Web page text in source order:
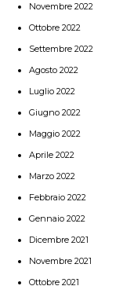
Novembre 2022
Ottobre 2022
Settembre 2022
Agosto 2022
Luglio 2022
Giugno 2022
Maggio 2022
Aprile 2022
Marzo 2022
Febbraio 2022
Gennaio 2022
Dicembre 2021
Novembre 2021
Ottobre 2021